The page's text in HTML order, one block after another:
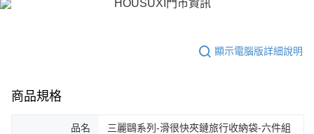
顯示電腦版詳細說明
商品規格
品名
三麗鷗系列-滑很快夾鏈旅行收納袋-六件組